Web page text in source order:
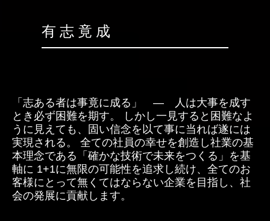
先輩社員の声
お問合せ
パートナーの方へ
有 志 竟 成
「志ある者は事竟に成る」 — 人は大事を成す
とき必ず困難を期す。 しかし一見すると困難なよ
うに見えても、固い信念を以て事に当れば遂には
実現される。 全ての社員の幸せを創造し社業の基
本理念である「確かな技術で未来をつくる」を基
軸に 1+1に無限の可能性を追求し続け、全てのお
客様にとって無くてはならない企業を目指し、社
会の発展に貢献します。